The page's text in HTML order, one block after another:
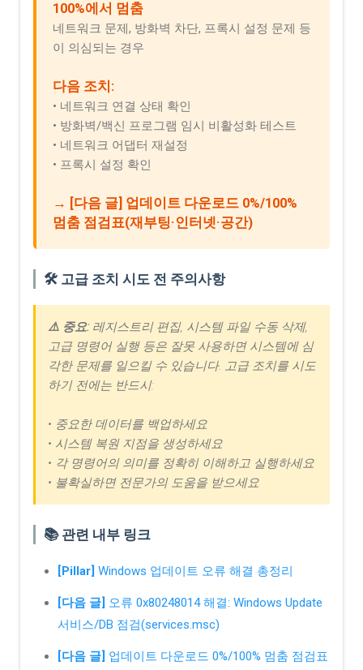
100%에서 멈춤
네트워크 문제, 방화벽 차단, 프록시 설정 문제 등
이 의심되는 경우
다음 조치:
• 네트워크 연결 상태 확인
• 방화벽/백신 프로그램 임시 비활성화 테스트
• 네트워크 어댑터 재설정
• 프록시 설정 확인
→ [다음 글] 업데이트 다운로드 0%/100%
멈춤 점검표(재부팅·인터넷·공간)
🛠️ 고급 조치 시도 전 주의사항
⚠️ 중요: 레지스트리 편집, 시스템 파일 수동 삭제,
고급 명령어 실행 등은 잘못 사용하면 시스템에 심
각한 문제를 일으킬 수 있습니다. 고급 조치를 시도
하기 전에는 반드시:
• 중요한 데이터를 백업하세요
• 시스템 복원 지점을 생성하세요
• 각 명령어의 의미를 정확히 이해하고 실행하세요
• 불확실하면 전문가의 도움을 받으세요
📚 관련 내부 링크
[Pillar] Windows 업데이트 오류 해결 총정리
[다음 글] 오류 0x80248014 해결: Windows Update
서비스/DB 점검(services.msc)
[다음 글] 업데이트 다운로드 0%/100% 멈춤 점검표